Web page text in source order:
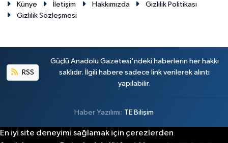
Künye İletişim Hakkımızda
Gizlilik Politikası
Gizlilik Sözleşmesi
RSS
Güçlü Anadolu Gazetesi'ndeki haberlerin her hakkı
saklıdır. İlgili habere sadece link verilerek alıntı
yapılabilir.
Haber Yazılımı: TE Bilişim
En iyi site deneyimi sağlamak için çerezlerden